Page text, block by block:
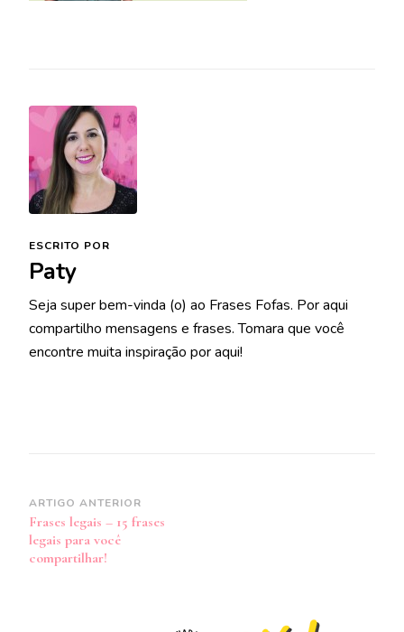
ESCRITO POR
Paty
Seja super bem-vinda (o) ao Frases Fofas. Por aqui
compartilho mensagens e frases. Tomara que você
encontre muita inspiração por aqui!
Navegação
de
post
ARTIGO ANTERIOR
Frases legais – 15 frases
legais para você
compartilhar!